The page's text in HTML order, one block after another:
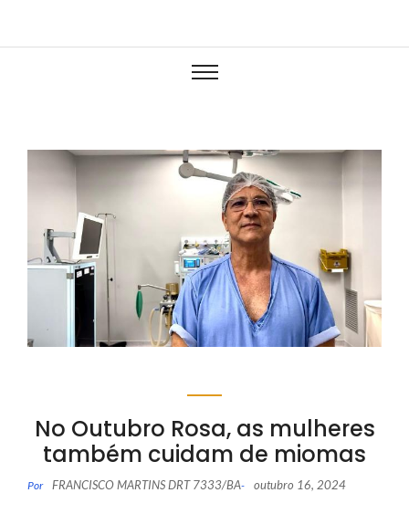
No Outubro Rosa, as mulheres
também cuidam de miomas
Por FRANCISCO MARTINS DRT 7333/BA- outubro 16, 2024